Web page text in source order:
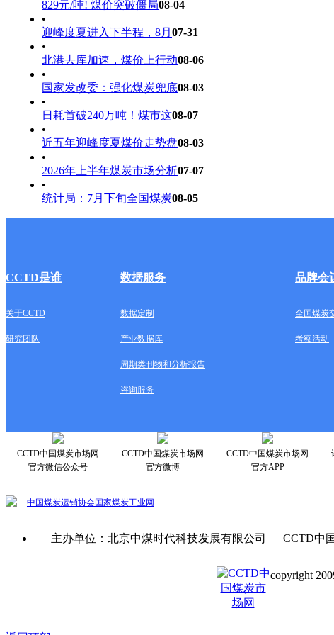
829元/吨! 煤价突破僵局08-04
•
迎峰度夏进入下半程，8月 07-31
•
北港去库加速，煤价上行动08-06
•
国家发改委：强化煤炭兜底08-03
•
日耗首破240万吨！煤市这08-07
•
近五年迎峰度夏煤价走势盘08-03
•
2026年上半年煤炭市场分析07-07
•
统计局：7月下旬全国煤炭08-05
CCTD是谁 数据服务 品牌会
关于CCTD 数据定制 全国煤炭
研究团队 产业数据库 考察活动
周期类刊物和分析报告
咨询服务
CCTD中国煤炭市场网
官方微信公众号
CCTD中国煤炭市场网
官方微博
CCTD中国煤炭市场网
官方APP
中国煤炭运销协会国家煤炭工业网
主办单位：北京中煤时代科技发展有限公司 CCTD
copyright